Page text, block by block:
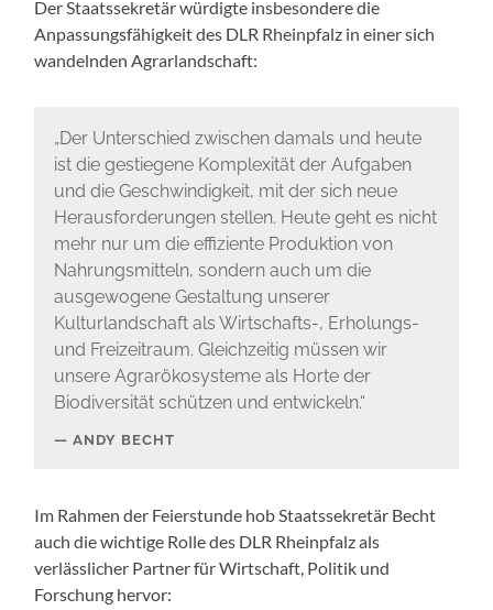
Der Staatssekretär würdigte insbesondere die
Anpassungsfähigkeit des DLR Rheinpfalz in einer sich
wandelnden Agrarlandschaft:
„Der Unterschied zwischen damals und heute
ist die gestiegene Komplexität der Aufgaben
und die Geschwindigkeit, mit der sich neue
Herausforderungen stellen. Heute geht es nicht
mehr nur um die effiziente Produktion von
Nahrungsmitteln, sondern auch um die
ausgewogene Gestaltung unserer
Kulturlandschaft als Wirtschafts-, Erholungs-
und Freizeitraum. Gleichzeitig müssen wir
unsere Agrarökosysteme als Horte der
Biodiversität schützen und entwickeln.“
ANDY BECHT
Im Rahmen der Feierstunde hob Staatssekretär Becht
auch die wichtige Rolle des DLR Rheinpfalz als
verlässlicher Partner für Wirtschaft, Politik und
Forschung hervor: